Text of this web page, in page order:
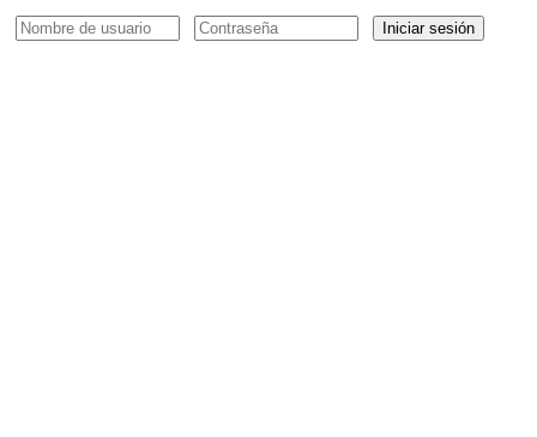
Iniciar sesión